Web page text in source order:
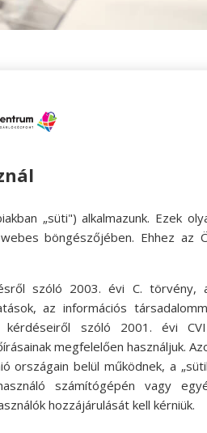
ami kicsi, már
és kisebb
a pláza-kuponokkal
különösen jó
de csak
és energiánk,
ritkábbak ezek a
a döntésbe.
„süti") alkalmazunk. Ezek
böngészőjében. Ehhez az
szóló 2003. évi C. törvény,
az információs
kérdéseiről szóló 2001. évi
megfelelően használjuk.
országain belül működnek, a
számítógépén vagy
hozzájárulását kell kérniük.